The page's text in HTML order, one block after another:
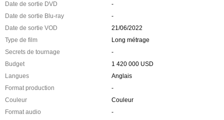
Date de sortie DVD
-
Date de sortie Blu-ray
-
Date de sortie VOD
21/06/2022
Type de film
Long métrage
Secrets de tournage
-
Budget
1 420 000 USD
Langues
Anglais
Format production
-
Couleur
Couleur
Format audio
-